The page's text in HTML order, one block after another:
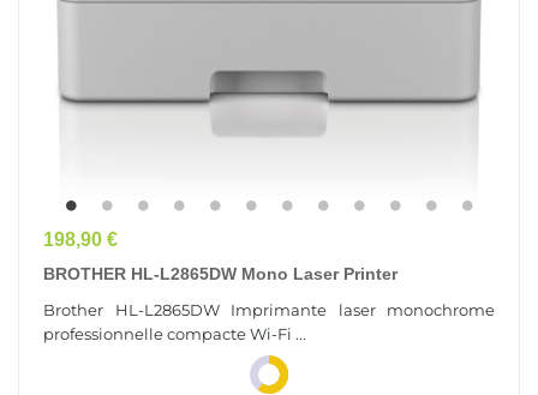
Prix
198,90 €
BROTHER HL-L2865DW Mono Laser Printer
Brother HL-L2865DW Imprimante laser monochrome
professionnelle compacte Wi-Fi ...